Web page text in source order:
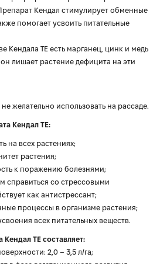
Кендал стимулирует обменные
помогает усвоить питательные
Кендала ТЕ есть марганец, цинк и медь
лишает растение дефицита на эти
желательно использовать на рассаде.
Кендал ТЕ:
на всех растениях;
растения;
к поражению болезнями;
справиться со стрессовыми
как антистрессант;
процессы в организме растения;
всех питательных веществ.
ТЕ составляет:
2,0 – 3,5 л/га;